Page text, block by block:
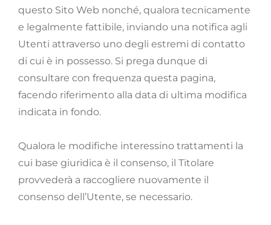
questo Sito Web nonché, qualora tecnicamente
e legalmente fattibile, inviando una notifica agli
Utenti attraverso uno degli estremi di contatto
di cui è in possesso. Si prega dunque di
consultare con frequenza questa pagina,
facendo riferimento alla data di ultima modifica
indicata in fondo.
Qualora le modifiche interessino trattamenti la
cui base giuridica è il consenso, il Titolare
provvederà a raccogliere nuovamente il
consenso dell’Utente, se necessario.